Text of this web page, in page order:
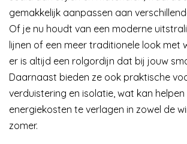
gemakkelijk aanpassen aan
Of je nu houdt van een moderne
lijnen of een meer traditionele look met
er is altijd een rolgordijn dat bij jouw
Daarnaast bieden ze ook praktische
verduistering en isolatie, wat kan
energiekosten te verlagen in zowel de
zomer.